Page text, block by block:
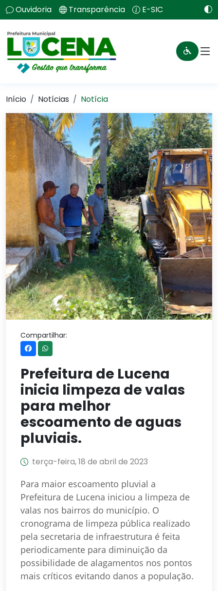
Ouvidoria Transparência E-SIC
Início Notícias Notícia
Compartilhar:
Prefeitura de Lucena
inicia limpeza de valas
para melhor
escoamento de aguas
pluviais.
terça-feira, 18 de abril de 2023
Para maior escoamento pluvial a
Prefeitura de Lucena iniciou a limpeza de
valas nos bairros do município. O
cronograma de limpeza pública realizado
pela secretaria de infraestrutura é feita
periodicamente para diminuição da
possibilidade de alagamentos nos pontos
mais críticos evitando danos a população.